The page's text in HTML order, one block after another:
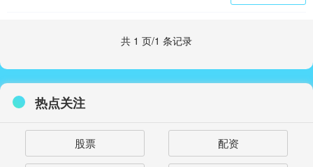
共 1 页/1 条记录
热点关注
股票 配资